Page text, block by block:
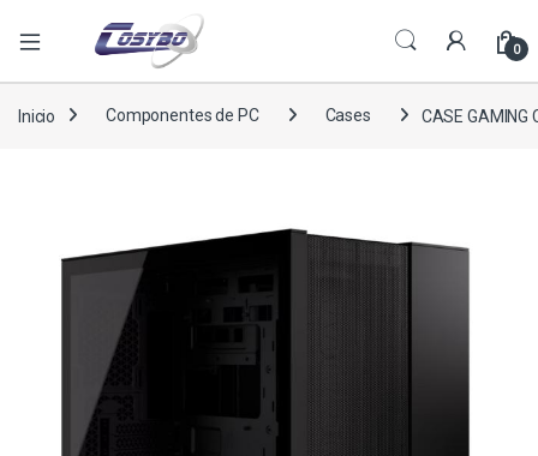
0
Inicio Componentes de PC Cases CASE GAMING